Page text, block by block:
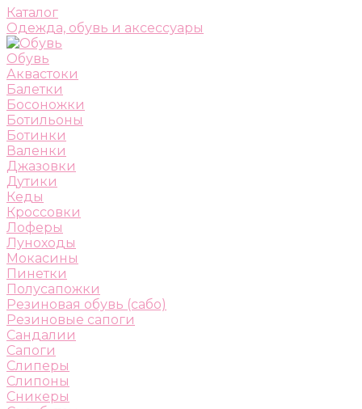
Каталог
Одежда, обувь и аксессуары
Обувь
Аквастоки
Балетки
Босоножки
Ботильоны
Ботинки
Валенки
Джазовки
Дутики
Кеды
Кроссовки
Лоферы
Луноходы
Мокасины
Пинетки
Полусапожки
Резиновая обувь (сабо)
Резиновые сапоги
Сандалии
Сапоги
Слиперы
Слипоны
Сникеры